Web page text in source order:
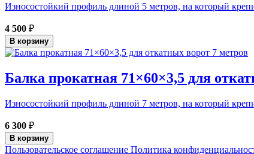
Износостойкий профиль длиной 5 метров, на который
4 500 ₽
В корзину
Балка прокатная 71×60×3,5 для
Износостойкий профиль длиной 7 метров, на который
6 300 ₽
В корзину
Пользовательское соглашение Политика